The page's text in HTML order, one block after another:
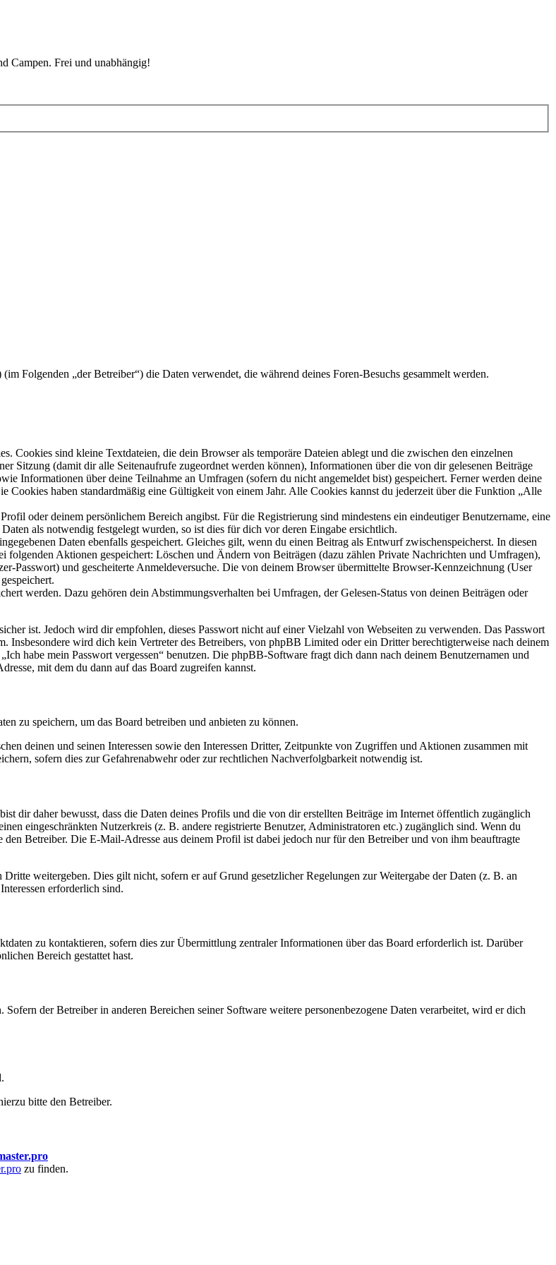
Campen. Frei und unabhängig!
Folgenden „der Betreiber“) die Daten verwendet, die während deines Foren-Besuchs gesammelt werden.
Cookies sind kleine Textdateien, die dein Browser als temporäre Dateien ablegt und die zwischen den einzelnen
Sitzung (damit dir alle Seitenaufrufe zugeordnet werden können), Informationen über die von dir gelesenen Beiträge
Informationen über deine Teilnahme an Umfragen (sofern du nicht angemeldet bist) gespeichert. Ferner werden deine
Cookies haben standardmäßig eine Gültigkeit von einem Jahr. Alle Cookies kannst du jederzeit über die Funktion „Alle
oder deinem persönlichem Bereich angibst. Für die Registrierung sind mindestens ein eindeutiger Benutzername, eine
als notwendig festgelegt wurden, so ist dies für dich vor deren Eingabe ersichtlich.
Daten ebenfalls gespeichert. Gleiches gilt, wenn du einen Beitrag als Entwurf zwischenspeicherst. In diesen
Aktionen gespeichert: Löschen und Ändern von Beiträgen (dazu zählen Private Nachrichten und Umfragen),
Passwort) und gescheiterte Anmeldeversuche. Die von deinem Browser übermittelte Browser-Kennzeichnung (User
werden. Dazu gehören dein Abstimmungsverhalten bei Umfragen, der Gelesen-Status von deinen Beiträgen oder
ist. Jedoch wird dir empfohlen, dieses Passwort nicht auf einer Vielzahl von Webseiten zu verwenden. Das Passwort
Insbesondere wird dich kein Vertreter des Betreibers, von phpBB Limited oder ein Dritter berechtigterweise nach deinem
habe mein Passwort vergessen“ benutzen. Die phpBB-Software fragt dich dann nach deinem Benutzernamen und
mit dem du dann auf das Board zugreifen kannst.
zu speichern, um das Board betreiben und anbieten zu können.
deinen und seinen Interessen sowie den Interessen Dritter, Zeitpunkte von Zugriffen und Aktionen zusammen mit
sofern dies zur Gefahrenabwehr oder zur rechtlichen Nachverfolgbarkeit notwendig ist.
dir daher bewusst, dass die Daten deines Profils und die von dir erstellten Beiträge im Internet öffentlich zugänglich
eingeschränkten Nutzerkreis (z. B. andere registrierte Benutzer, Administratoren etc.) zugänglich sind. Wenn du
Betreiber. Die E-Mail-Adresse aus deinem Profil ist dabei jedoch nur für den Betreiber und von ihm beauftragte
weitergeben. Dies gilt nicht, sofern er auf Grund gesetzlicher Regelungen zur Weitergabe der Daten (z. B. an
erforderlich sind.
zu kontaktieren, sofern dies zur Übermittlung zentraler Informationen über das Board erforderlich ist. Darüber
Bereich gestattet hast.
der Betreiber in anderen Bereichen seiner Software weitere personenbezogene Daten verarbeitet, wird er dich
bitte den Betreiber.
zu finden.